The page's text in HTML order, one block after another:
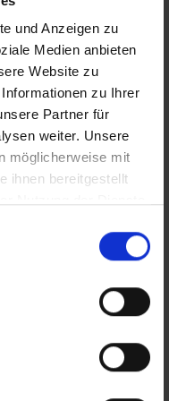
und Anzeigen zu
Medien anbieten
Website zu
zu Ihrer
Partner für
weiter. Unsere
möglicherweise mit
ihnen bereitgestellt
Spuren von KI
Sie bitte